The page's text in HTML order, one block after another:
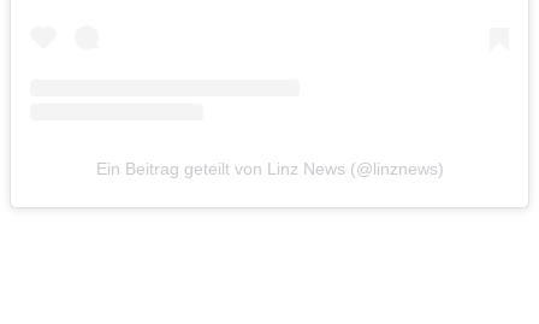
Ein Beitrag geteilt von Linz News (@linznews)